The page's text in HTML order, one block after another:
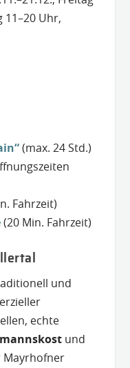
11–20 Uhr,
(max. 24 Std.)
Fahrzeit)
(20 Min. Fahrzeit)
und
echte
und
Mayrhofner